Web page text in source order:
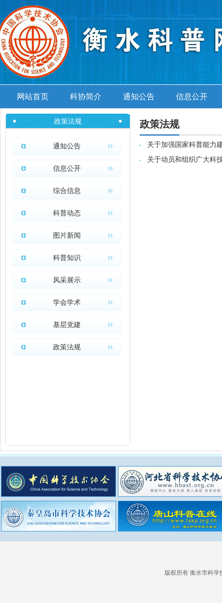
网站首页 科协简介 通知公告 信息公开
政策法规
关于加强国家科普能力
关于动员和组织广大科
政策法规
通知公告
信息公开
综合信息
科普动态
图片新闻
科普知识
风采展示
学会学术
基层党建
政策法规
版权所有 衡水市科